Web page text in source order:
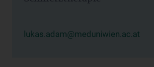
lukas.adam@meduniwien.ac.at